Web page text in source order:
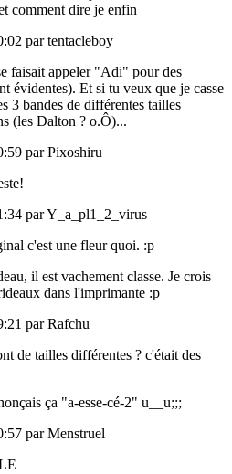
comment dire je enfin
par tentacleboy
faisait appeler "Adi" pour des
évidentes). Et si tu veux que je casse
3 bandes de différentes tailles
(les Dalton ? o.Ô)...
par Pixoshiru
par Y_a_pl1_2_virus
c'est une fleur quoi. :p
il est vachement classe. Je crois
dans l'imprimante :p
par Rafchu
de tailles différentes ? c'était des
ça "a-esse-cé-2" u__u;;;
par Menstruel